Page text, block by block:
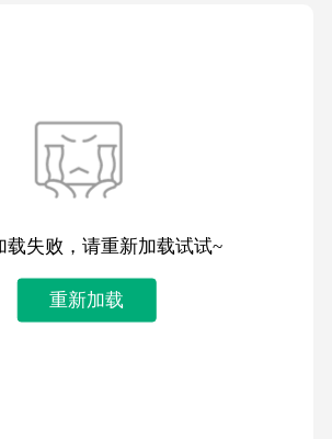
载失败，请重新加载试试~
重新加载